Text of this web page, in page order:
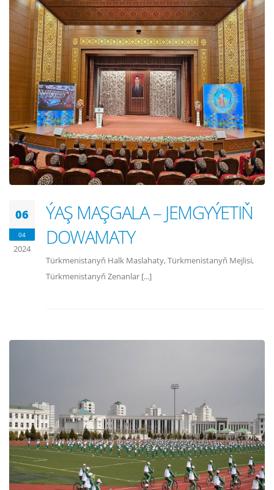
06
04
2024
ÝAŞ MAŞGALA – JEMGYÝETIŇ
DOWAMATY
Türkmenistanyň Halk Maslahaty, Türkmenistanyň Mejlisi,
Türkmenistanyň Zenanlar [...]